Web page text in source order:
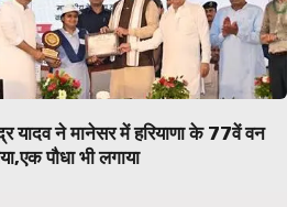
यादव ने मानेसर में हरियाणा के 77वें वन
पौधा भी लगाया